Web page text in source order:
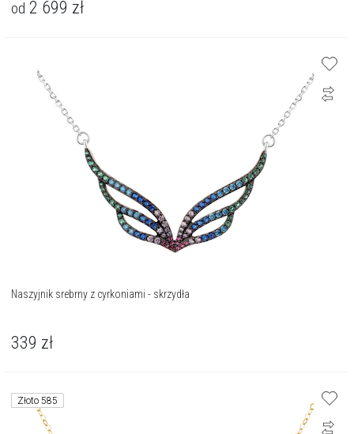
od 2 699 zł
Naszyjnik srebrny z cyrkoniami - skrzydła
339 zł
Złoto 585